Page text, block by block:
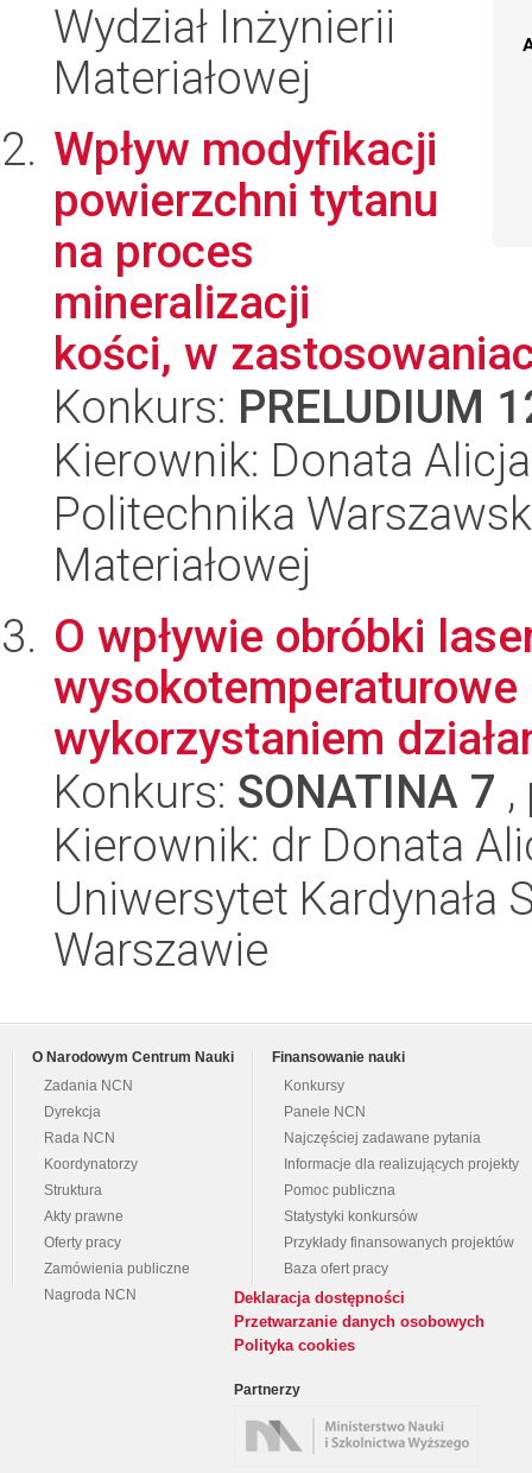
Wydział Inżynierii
Materiałowej
Wpływ modyfikacji
powierzchni tytanu
na proces
mineralizacji
kości, w
Konkurs: PRELUDIUM
Kierownik: Donata
Politechnika
Materiałowej
O wpływie obróbki
wykorzystaniem
Konkurs: SONATINA 7
Kierownik: dr Donata
Uniwersytet Kardynała
Warszawie
O Narodowym Centrum Nauki
Zadania NCN
Dyrekcja
Rada NCN
Koordynatorzy
Struktura
Akty prawne
Oferty pracy
Zamówienia publiczne
Nagroda NCN
Finansowanie nauki
Konkursy
Panele NCN
Najczęściej zadawane pytania
Informacje dla realizujących projekty
Pomoc publiczna
Statystyki konkursów
Przykłady finansowanych projektów
Baza ofert pracy
Deklaracja dostępności
Przetwarzanie danych osobowych
Polityka cookies
Partnerzy